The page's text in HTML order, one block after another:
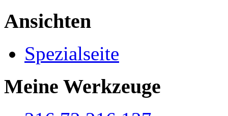
Ansichten
Spezialseite
Meine Werkzeuge